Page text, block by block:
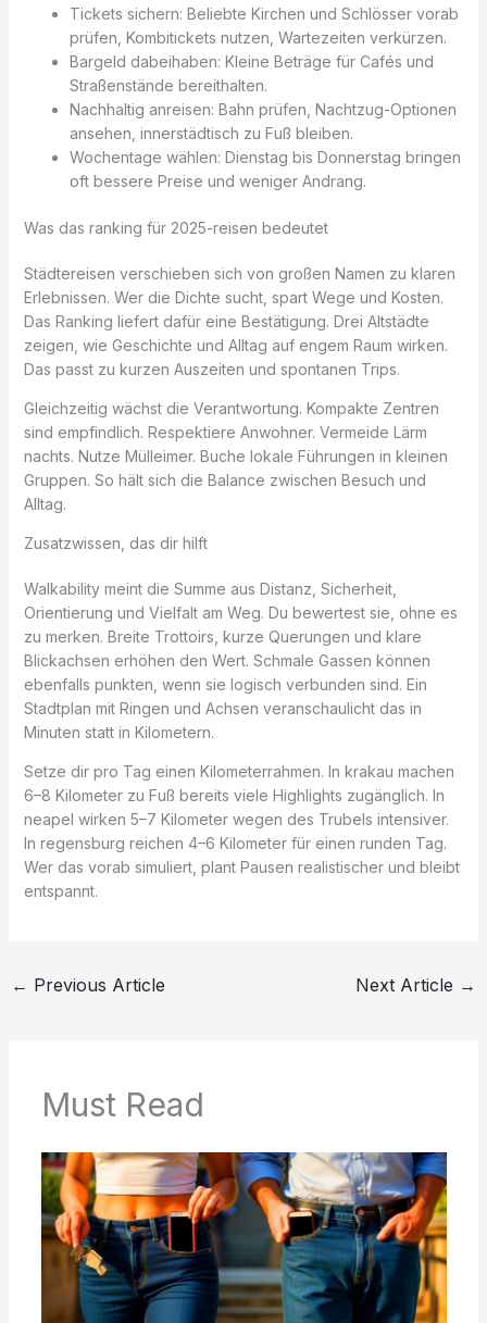
Tickets sichern: Beliebte Kirchen und Schlösser vorab
prüfen, Kombitickets nutzen, Wartezeiten verkürzen.
Bargeld dabeihaben: Kleine Beträge für Cafés und
Straßenstände bereithalten.
Nachhaltig anreisen: Bahn prüfen, Nachtzug-Optionen
ansehen, innerstädtisch zu Fuß bleiben.
Wochentage wählen: Dienstag bis Donnerstag bringen
oft bessere Preise und weniger Andrang.
Was das ranking für 2025-reisen bedeutet
Städtereisen verschieben sich von großen Namen zu klaren
Erlebnissen. Wer die Dichte sucht, spart Wege und Kosten.
Das Ranking liefert dafür eine Bestätigung. Drei Altstädte
zeigen, wie Geschichte und Alltag auf engem Raum wirken.
Das passt zu kurzen Auszeiten und spontanen Trips.
Gleichzeitig wächst die Verantwortung. Kompakte Zentren
sind empfindlich. Respektiere Anwohner. Vermeide Lärm
nachts. Nutze Mülleimer. Buche lokale Führungen in kleinen
Gruppen. So hält sich die Balance zwischen Besuch und
Alltag.
Zusatzwissen, das dir hilft
Walkability meint die Summe aus Distanz, Sicherheit,
Orientierung und Vielfalt am Weg. Du bewertest sie, ohne es
zu merken. Breite Trottoirs, kurze Querungen und klare
Blickachsen erhöhen den Wert. Schmale Gassen können
ebenfalls punkten, wenn sie logisch verbunden sind. Ein
Stadtplan mit Ringen und Achsen veranschaulicht das in
Minuten statt in Kilometern.
Setze dir pro Tag einen Kilometerrahmen. In krakau machen
6–8 Kilometer zu Fuß bereits viele Highlights zugänglich. In
neapel wirken 5–7 Kilometer wegen des Trubels intensiver.
In regensburg reichen 4–6 Kilometer für einen runden Tag.
Wer das vorab simuliert, plant Pausen realistischer und bleibt
entspannt.
← Previous Article Next Article →
Must Read